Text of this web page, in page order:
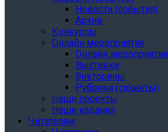
Новости (события)
Архив
Конкурсы
Онлайн мероприятия
Онлайн мероприятия
Выставки
Викторины
Рубрики (сюжеты)
Наши проекты
Наши издания
Читателям